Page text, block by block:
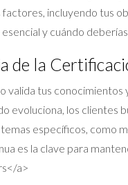
incluyendo tus
y cuándo
de la
valida tus
evoluciona, los clientes
específicos, como
es la clave para
a>